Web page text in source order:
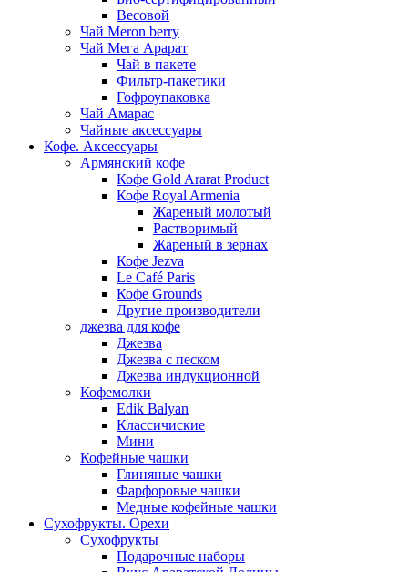
Весовой
Чай Meron berry
Чай Мега Арарат
Чай в пакете
Фильтр-пакетики
Гофроупаковка
Чай Амарас
Чайные аксессуары
Кофе. Аксессуары
Армянский кофе
Кофе Gold Ararat Product
Кофе Royal Armenia
Жареный молотый
Растворимый
Жареный в зернах
Кофе Jezva
Le Café Paris
Кофе Grounds
Другие производители
джезва для кофе
Джезва
Джезва с песком
Джезва индукционной
Кофемолки
Edik Balyan
Классичиские
Мини
Кофейные чашки
Глиняные чашки
Фарфоровые чашки
Медные кофейные чашки
Сухофрукты. Орехи
Сухофрукты
Подарочные наборы